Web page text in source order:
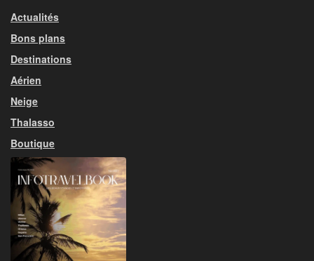
Actualités
Bons plans
Destinations
Aérien
Neige
Thalasso
Boutique